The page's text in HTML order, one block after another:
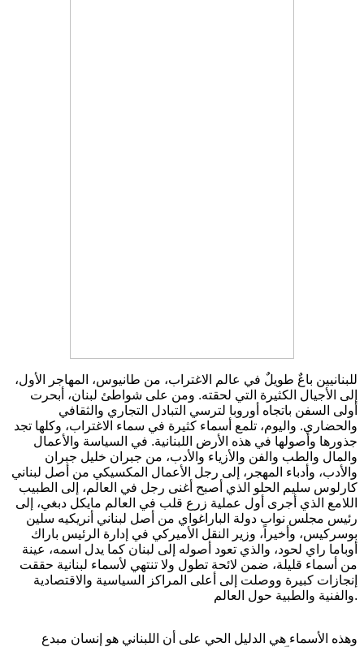
للبنانيين باعٌ طويلٌ في عالم الاغتراب، من طانيوس، المهاجر الأول،
إلى الأجيال الكثيرة التي لحقته. ومن على شواطئ لبنان، أبحرت
أولى السفن باتجاه أوروبا لترسي التبادل التجاري والثقافي
والحضاري. واليوم، تلمع أسماء كثيرة في سماء الاغتراب، وكلها تجد
جذورها وأصولها في هذه الأرض اللبنانية. في السياسة والأعمال
والمال والطب والفن والأزياء والأدب، من جبران خليل جبران
والأدب، وأدباء المهجر، إلى رجل الأعمال المكسيكي من أصل لبناني
كارلوس سليم الحلو الذي أصبح أغنى رجل في العالم، إلى الطبيب
اللامع الذي أجرى أول عملية زرع قلب في العالم مايكل دبغي، إلى
رئيس مجلس نواب دولة الباراغواي من أصل لبناني أنريكيه سلين
بوسركيس، وأخيراً، وزير النقل الأميركي في إدارة الرئيس باراك
أوباما راي لحود، والذي تعود أصوله إلى لبنان كما يدل اسمه، عينة
من أسماء قليلة، ضمن لائحة تطول ولا تنتهي لأسماء لبنانية حققت
إنجازات كبيرة ووصلت إلى أعلى المراكز السياسية والاقتصادية
والفنية والطبية حول العالم.